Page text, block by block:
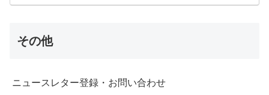
その他
ニュースレター登録・お問い合わせ